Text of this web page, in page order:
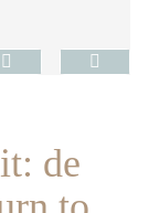
de